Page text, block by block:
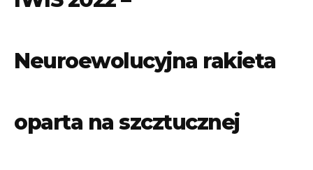
Neuroewolucyjna rakieta
oparta na szcztucznej